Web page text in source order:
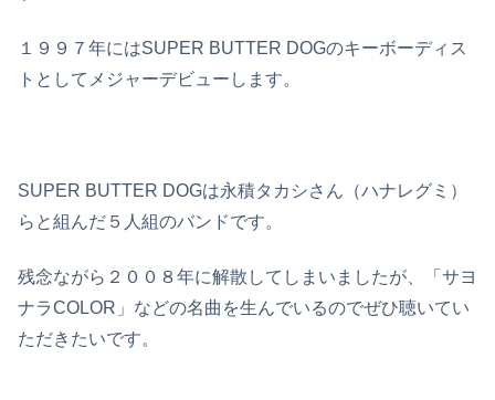
１９９７年にはSUPER BUTTER DOGのキーボーディス
トとしてメジャーデビューします。
SUPER BUTTER DOGは永積タカシさん（ハナレグミ）
らと組んだ５人組のバンドです。
残念ながら２００８年に解散してしまいましたが、「サヨ
ナラCOLOR」などの名曲を生んでいるのでぜひ聴いてい
ただきたいです。